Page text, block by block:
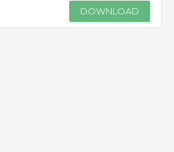
DOWNLOAD